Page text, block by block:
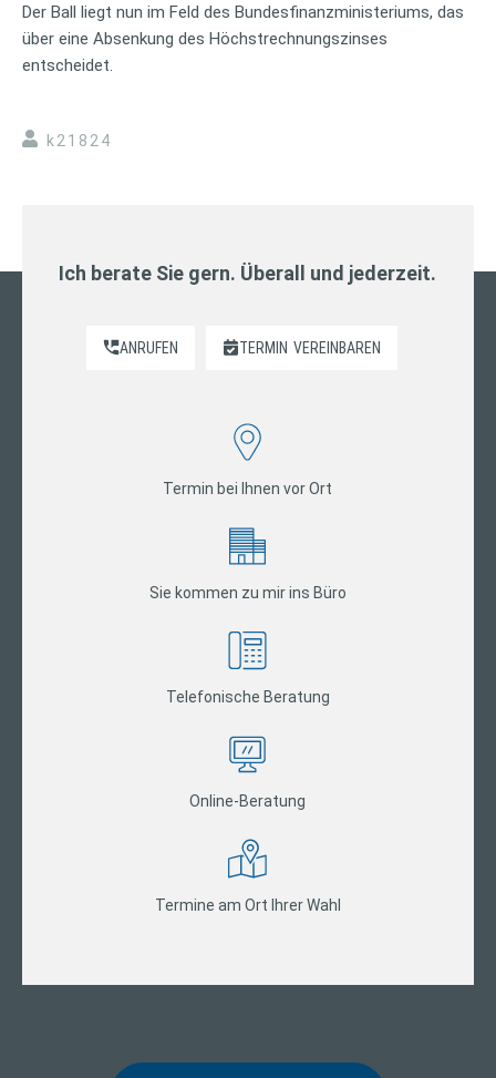
Der Ball liegt nun im Feld des Bundesfinanzministeriums, das
über eine Absenkung des Höchstrechnungszinses
entscheidet.
k21824
Ich berate Sie gern. Überall und jederzeit.
ANRUFEN TERMIN VEREINBAREN
Termin bei Ihnen vor Ort
Sie kommen zu mir ins Büro
Telefonische Beratung
Online-Beratung
Termine am Ort Ihrer Wahl